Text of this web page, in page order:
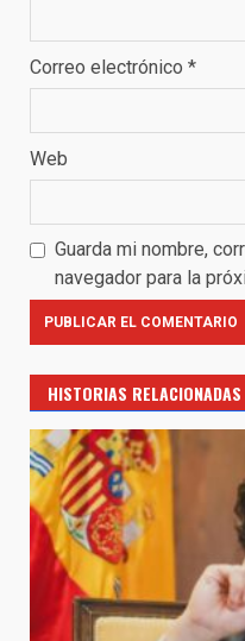
Correo electrónico *
Web
Guarda mi nombre,
navegador para la
HISTORIAS RELACIONADAS